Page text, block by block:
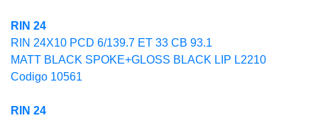
RIN 24
RIN 24X10 PCD 6/139.7 ET 33 CB 93.1
MATT BLACK SPOKE+GLOSS BLACK LIP L2210
Codigo 10561
RIN 24